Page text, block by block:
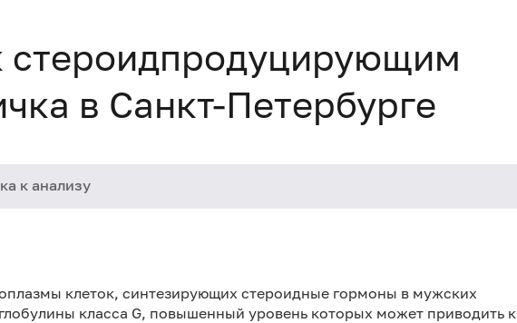
стероидпродуцирующим
в Санкт-Петербурге
к анализу
клеток, синтезирующих стероидные гормоны в мужских
класса G, повышенный уровень которых может приводить к